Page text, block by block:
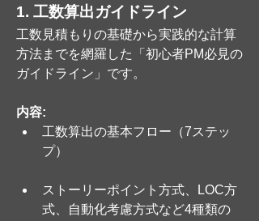
1. 工数算出ガイドライン
工数見積もりの基礎から実践的な計算
方法までを網羅した「初心者PM必見の
ガイドライン」です。
内容:
工数算出の基本フロー（7ステッ
プ）
ストーリーポイント方式、LOC方
式、自動化考慮方式など4種類の